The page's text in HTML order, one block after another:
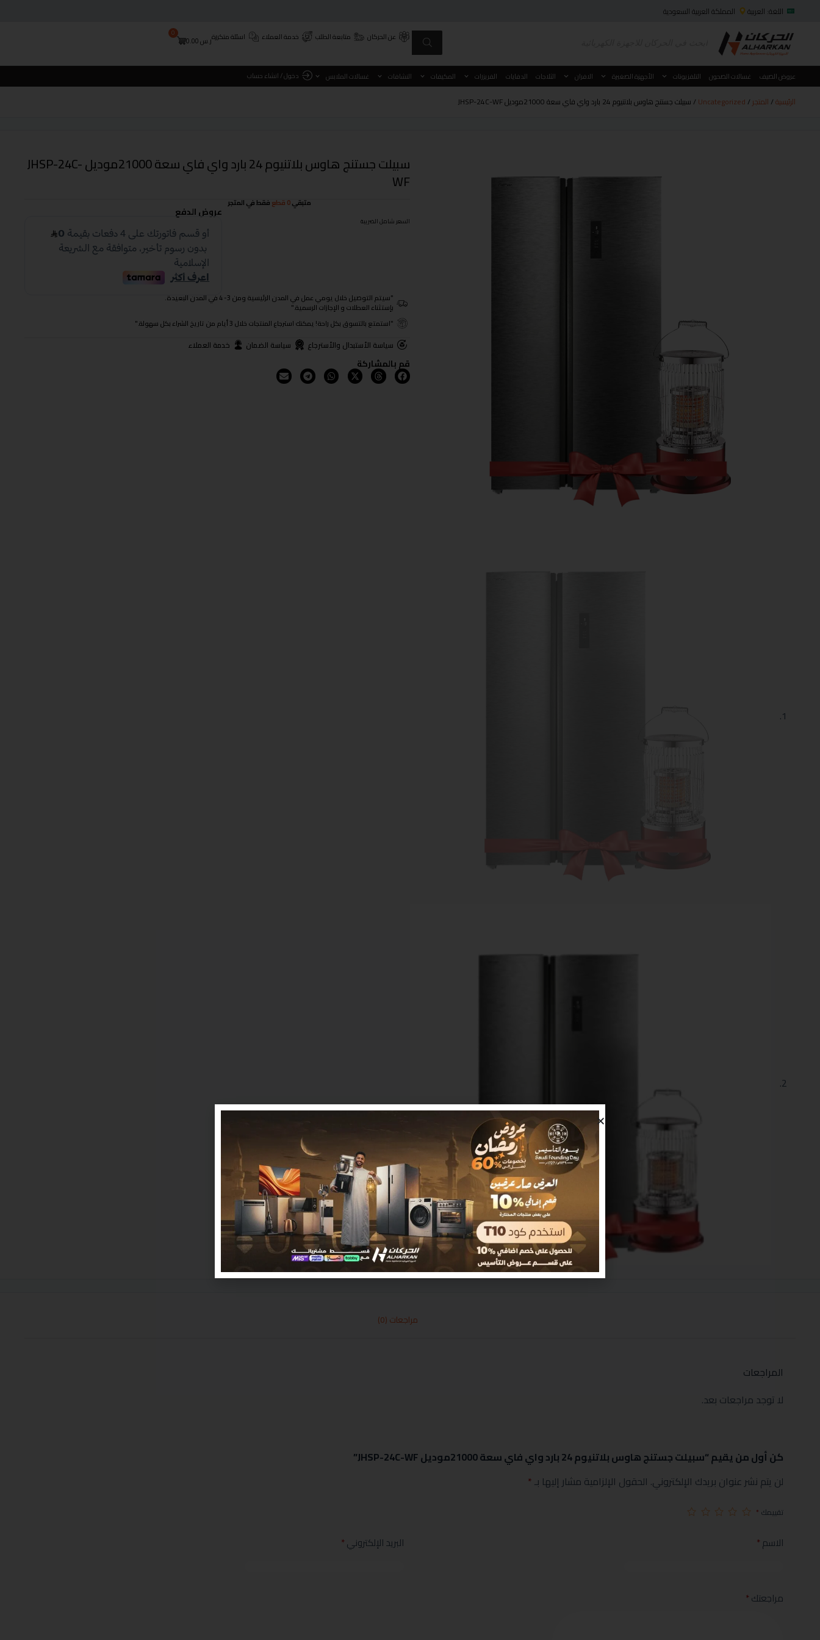
اللغة: العربية المملكة العربية السعودية
عن الحركان متابعة الطلب خدمة العملاء اسئلة متكررةر.س0.00
0
عروض الصيف غسالات الصحون التلفزيونات الأجهزة الصغيرة الافران الثلاجات الدفايات الفريزرات المكيفات النشافات غسالات الملابس دخول / انشاء حساب
الرئيسية/ المتجر /
Uncategorized / سبيلت جستنج هاوس بلاتنيوم 24 بارد واي فاي سعة 21000موديل JHSP-24C-WF
سبيلت جستنج هاوس بلاتنيوم 24 بارد واي فاي سعة 21000موديل JHSP-24C-
WF
السعر شامل الضريبة
متبقي0 قطع فقط في المتجر
عروض الدفع
"سيتم التوصيل خلال يومي عمل في المدن الرئيسية ومن 3- 4 في المدن البعيدة.
بإستثناء العطلات و الإجازات الرسمية."
"استمتع بالتسوق بكل راحة! يمكنك استرجاع المنتجات خلال 3 أيام من تاريخ الشراء بكل سهولة."
سياسة الأستبدال والأسترجاع سياسة الضمان خدمة العملاء
قم بالمشاركة
مراجعات (0)
المراجعات
لا توجد مراجعات بعد.
كن أول من يقيم “سبيلت جستنج هاوس بلاتنيوم 24 بارد واي فاي سعة 21000موديل JHSP-24C-WF”
لن يتم نشر عنوان بريدك الإلكتروني. الحقول الإلزامية مشار إليها بـ*
تقييمك *
الاسم* البريد الإلكتروني*
مراجعتك*